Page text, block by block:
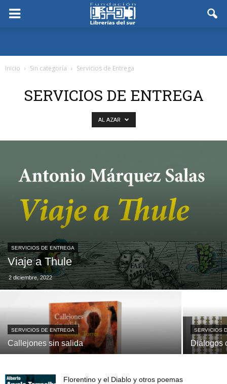
Inicio Sin categoría Servicios de Entrega
SERVICIOS DE ENTREGA
AL AZAR
SERVICIOS DE ENTREGA
Viaje a Thule
2 diciembre, 2022
SERVICIOS DE ENTREGA
Callejones sin salida
SERVICIOS
Diálogos
Florentino y el Diablo y otros poemas